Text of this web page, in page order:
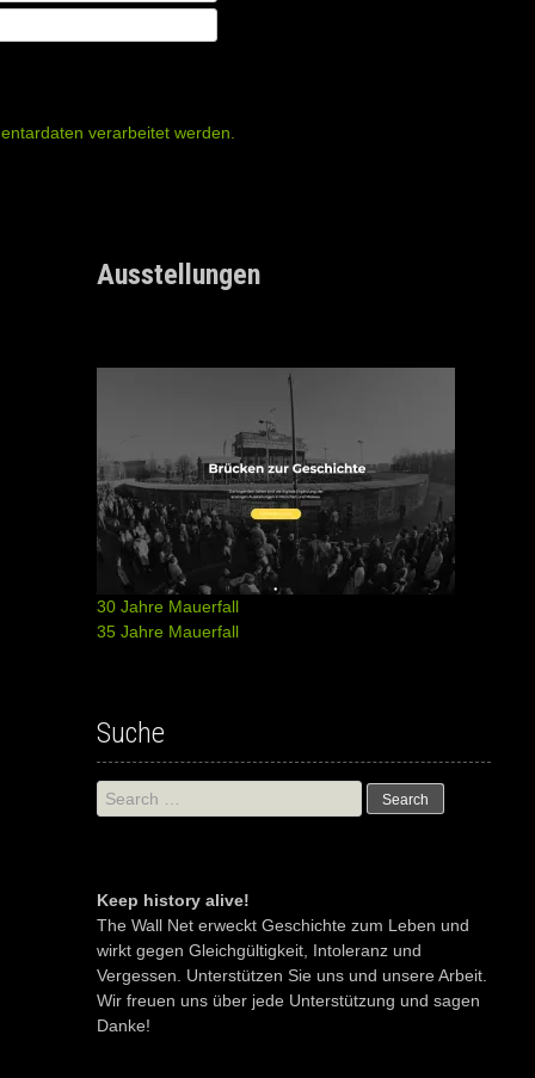
verarbeitet werden.
Ausstellungen
30 Jahre Mauerfall
35 Jahre Mauerfall
Suche
Search
for:
Keep history alive!
The Wall Net erweckt Geschichte zum Leben und
wirkt gegen Gleichgültigkeit, Intoleranz und
Vergessen. Unterstützen Sie uns und unsere Arbeit.
Wir freuen uns über jede Unterstützung und sagen
Danke!